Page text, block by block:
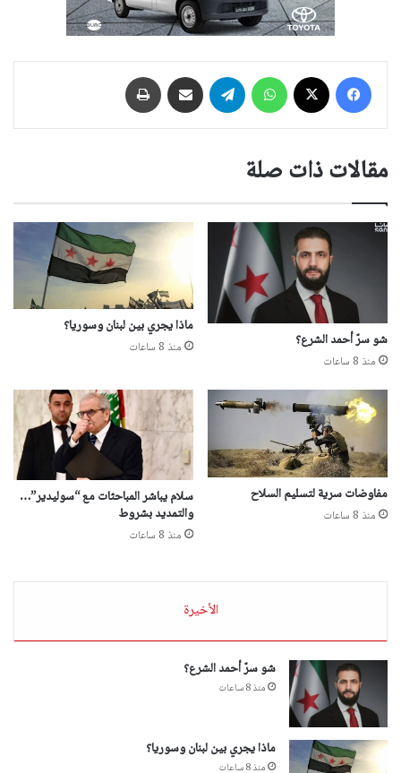
فيسبوك واتساب تيلقرام مشاركة عبر البريد
مقالات ذات صلة
شو سرّ أحمد الشرع؟
منذ 8 ساعات
ماذا يجري بين لبنان وسوريا؟
منذ 8 ساعات
مفاوضات سرية لتسليم السلاح
منذ 8 ساعات
سلام يباشر المباحثات مع “سوليدير”…
والتمديد بشروط
منذ 8 ساعات
الأخيرة
شو سرّ أحمد الشرع؟
منذ 8 ساعات
ماذا يجري بين لبنان وسوريا؟
منذ 8 ساعات